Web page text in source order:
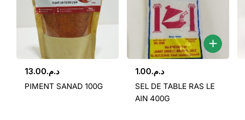
د.م.13.00
PIMENT SANAD 100G
د.م.1.00
SEL DE TABLE RAS LE
AIN 400G